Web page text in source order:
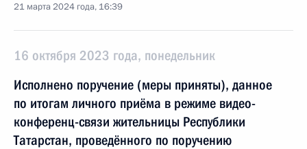
21 марта 2024 года, 16:39
16 октября 2023 года, понедельник
Исполнено поручение (меры приняты), данное
по итогам личного приёма в режиме видео-
конференц-связи жительницы Республики
Татарстан, проведённого по поручению